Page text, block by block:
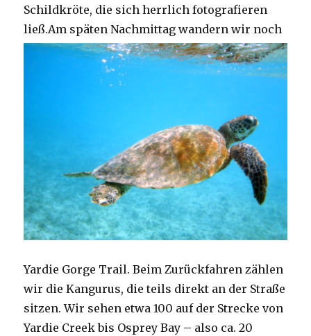
Schildkröte, die sich herrlich fotografieren
ließ.Am späten Nachmittag wandern wir noch
Yardie Gorge Trail. Beim Zurückfahren zählen
wir die Kangurus, die teils direkt an der Straße
sitzen. Wir sehen etwa 100 auf der Strecke von
Yardie Creek bis Osprey Bay – also ca. 20